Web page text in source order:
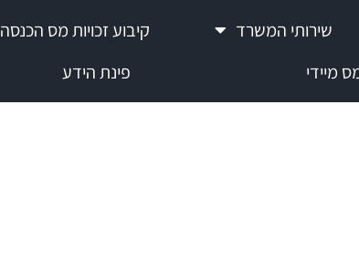
שירותי המשרד קיבוע זכויות מס הכנסה
מיידי
פינת הידע